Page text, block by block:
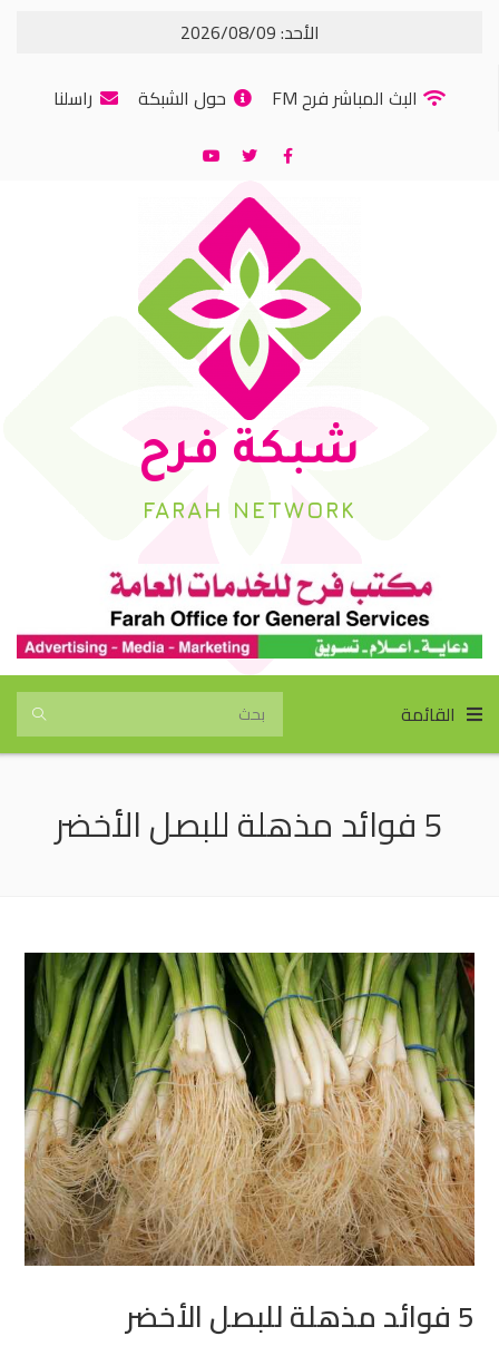
الأحد: 2026/08/09
البث المباشر فرح FM
حول الشبكة راسلنا
شبكة فرح
FARAH NETWORK
القائمة
5 فوائد مذهلة للبصل الأخضر
5 فوائد مذهلة للبصل الأخضر